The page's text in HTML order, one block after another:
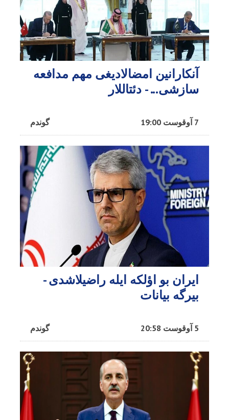
آنکارانین امضالادیغی مهم مدافعه
سازشی... - دئتاللار
گوندم 7 آوقوست 19:00
ایران بو اؤلکه ایله راضیلاشدی -
بیرگه بیانات
گوندم 5 آوقوست 20:58